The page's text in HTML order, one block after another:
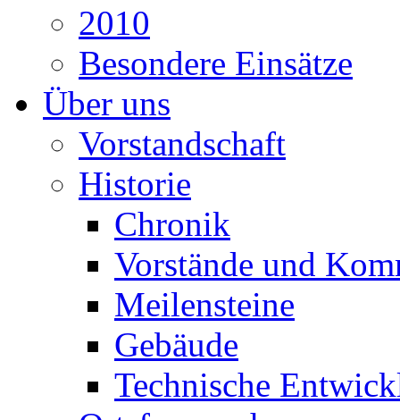
2010
Besondere Einsätze
Über uns
Vorstandschaft
Historie
Chronik
Vorstände und
Meilensteine
Gebäude
Technische